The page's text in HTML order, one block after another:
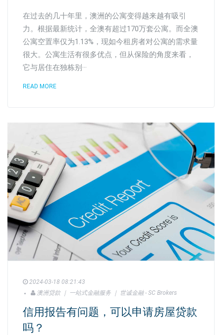
在过去的几十年里，澳洲的公寓变得越来越有吸引
力。根据最新统计，全澳有超过170万套公寓。而全澳
公寓空置率仅为1.13%，现如今租房者对公寓的需求量
很大。公寓生活有很多优点，但从保险的角度来看，
它与居住在独栋别···
READ MORE
2024-03-18 08:21:43
澳洲贷款 ｜ 一站式金融服务 ｜ 世诚金融 - SC Brokers
信用报告有问题，可以申请房屋贷款
吗？